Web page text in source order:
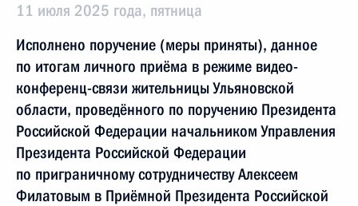
11 июля 2025 года, пятница
Исполнено поручение (меры приняты), данное
по итогам личного приёма в режиме видео-
конференц-связи жительницы Ульяновской
области, проведённого по поручению Президента
Российской Федерации начальником Управления
Президента Российской Федерации
по приграничному сотрудничеству Алексеем
Филатовым в Приёмной Президента Российской